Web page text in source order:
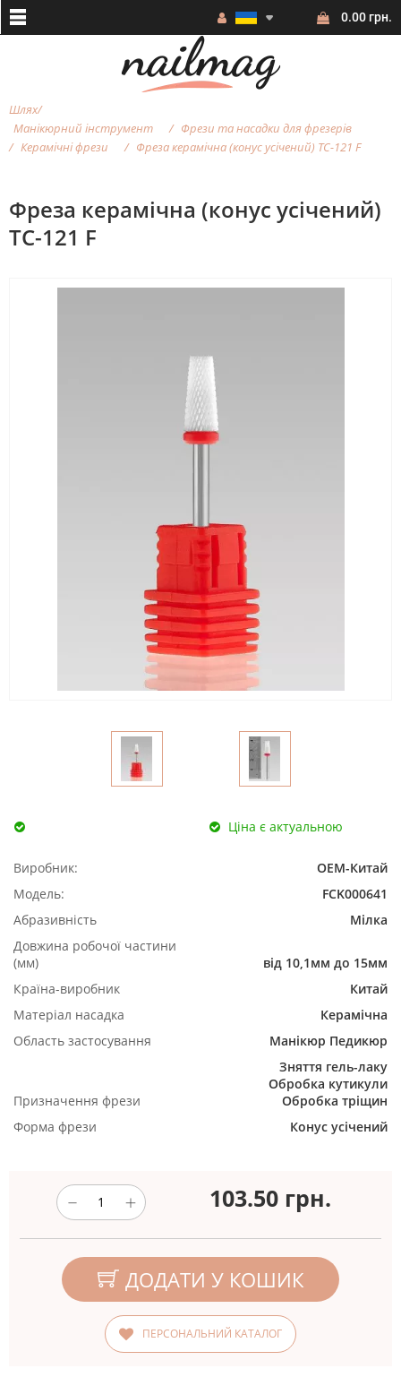
0.00 грн.
Шлях
Манікюрний інструмент
Фрези та насадки для фрезерiв
Керамічні фрези
Фреза керамічна (конус усічений) TC-121 F
Фреза керамічна (конус усічений)
TC-121 F
Ціна є актуальною
Виробник:
ОЕМ-Китай
Модель:
FCK000641
Абразивність
Мілка
Довжина робочої частини
(мм)
від 10,1мм до 15мм
Країна-виробник
Китай
Матеріал насадка
Керамічна
Область застосування
Манікюр Педикюр
Призначення фрези
Зняття гель-лаку
Обробка кутикули
Обробка тріщин
Форма фрези
Конус усічений
103.50 грн.
ДОДАТИ У КОШИК
ПЕРСОНАЛЬНИЙ КАТАЛОГ